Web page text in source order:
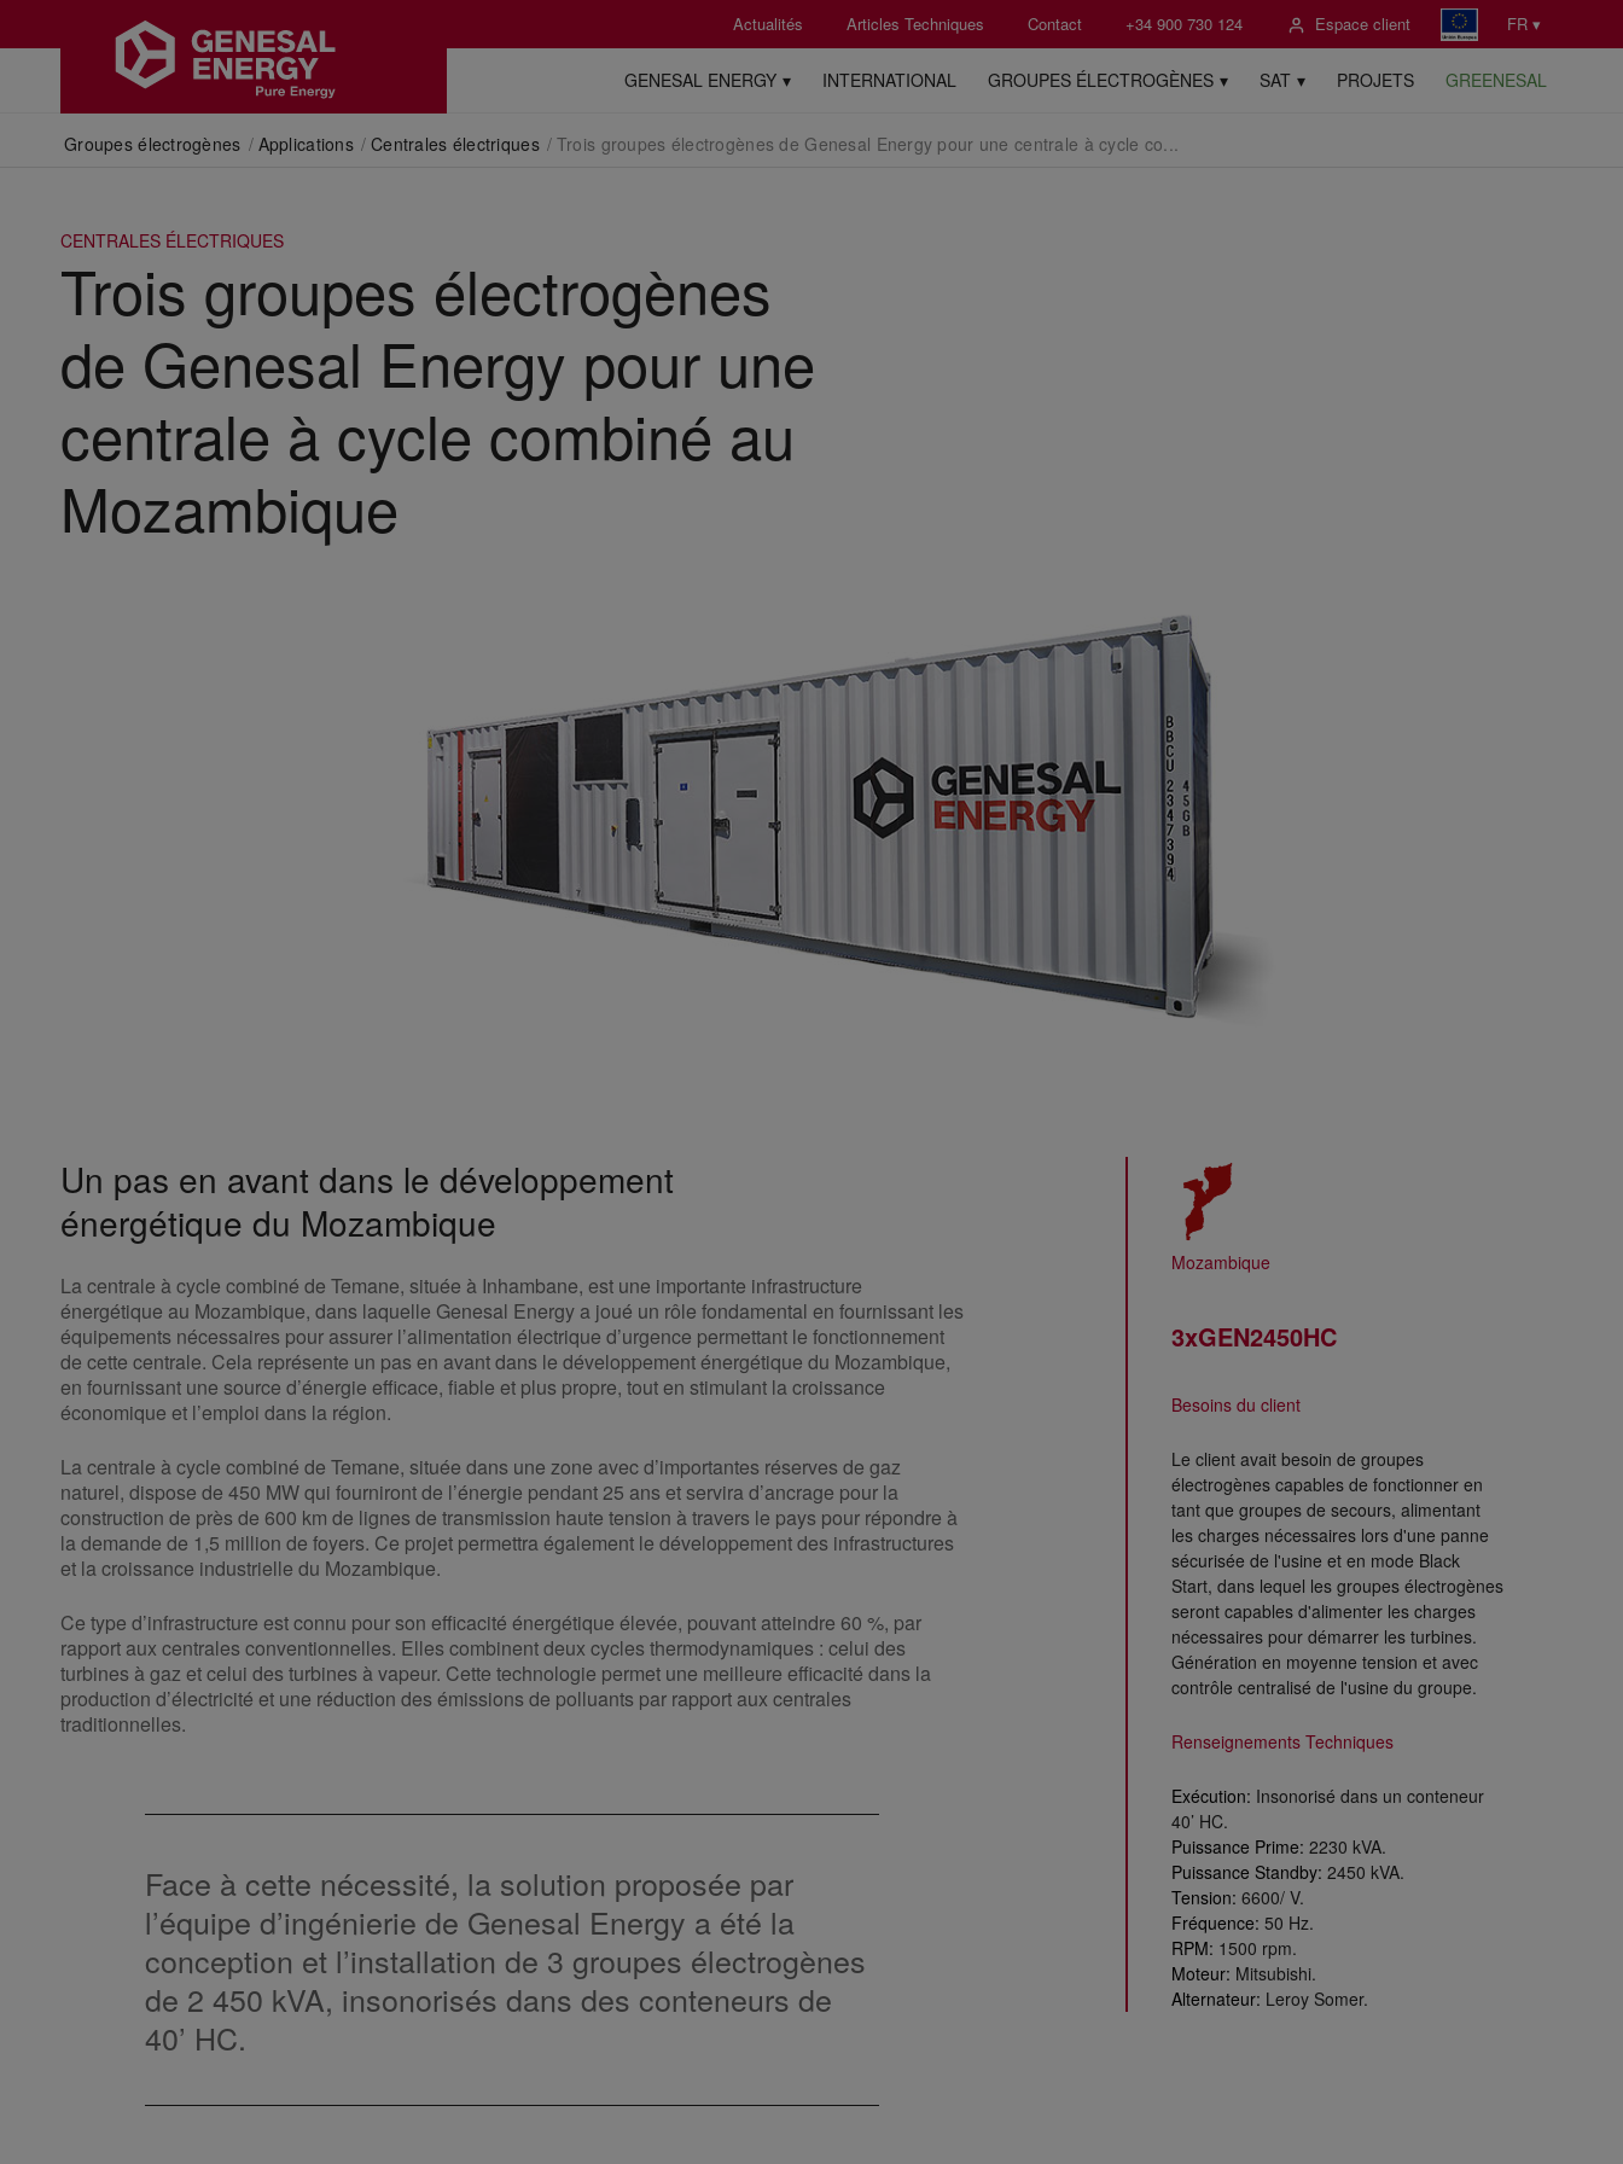
Actualités Articles Techniques Contact +34 900 730 124 Espace client FR ▾
GENESAL ENERGY INTERNATIONAL GROUPES ÉLECTROGÈNES SAT PROJETS GREENESAL
Groupes électrogènes / Applications / Centrales électriques / Trois groupes électrogènes de Genesal Energy pour une centrale à cycle co...
CENTRALES ÉLECTRIQUES
Trois groupes électrogènes
de Genesal Energy pour une
centrale à cycle combiné au
Mozambique
Un pas en avant dans le développement
énergétique du Mozambique
La centrale à cycle combiné de Temane, située à Inhambane, est une importante infrastructure
énergétique au Mozambique, dans laquelle Genesal Energy a joué un rôle fondamental en fournissant les
équipements nécessaires pour assurer l’alimentation électrique d’urgence permettant le fonctionnement
de cette centrale. Cela représente un pas en avant dans le développement énergétique du Mozambique,
en fournissant une source d’énergie efficace, fiable et plus propre, tout en stimulant la croissance
économique et l’emploi dans la région.
La centrale à cycle combiné de Temane, située dans une zone avec d’importantes réserves de gaz
naturel, dispose de 450 MW qui fourniront de l’énergie pendant 25 ans et servira d’ancrage pour la
construction de près de 600 km de lignes de transmission haute tension à travers le pays pour répondre à
la demande de 1,5 million de foyers. Ce projet permettra également le développement des infrastructures
et la croissance industrielle du Mozambique.
Ce type d’infrastructure est connu pour son efficacité énergétique élevée, pouvant atteindre 60 %, par
rapport aux centrales conventionnelles. Elles combinent deux cycles thermodynamiques : celui des
turbines à gaz et celui des turbines à vapeur. Cette technologie permet une meilleure efficacité dans la
production d’électricité et une réduction des émissions de polluants par rapport aux centrales
traditionnelles.
Face à cette nécessité, la solution proposée par
l’équipe d’ingénierie de Genesal Energy a été la
conception et l’installation de 3 groupes électrogènes
de 2 450 kVA, insonorisés dans des conteneurs de
40’ HC.
Mozambique
3xGEN2450HC
Besoins du client
Le client avait besoin de groupes
électrogènes capables de fonctionner en
tant que groupes de secours, alimentant
les charges nécessaires lors d'une panne
sécurisée de l'usine et en mode Black
Start, dans lequel les groupes électrogènes
seront capables d'alimenter les charges
nécessaires pour démarrer les turbines.
Génération en moyenne tension et avec
contrôle centralisé de l'usine du groupe.
Renseignements Techniques
Exécution: Insonorisé dans un conteneur
40’ HC.
Puissance Prime: 2230 kVA.
Puissance Standby: 2450 kVA.
Tension: 6600/ V.
Fréquence: 50 Hz.
RPM: 1500 rpm.
Moteur: Mitsubishi.
Alternateur: Leroy Somer.